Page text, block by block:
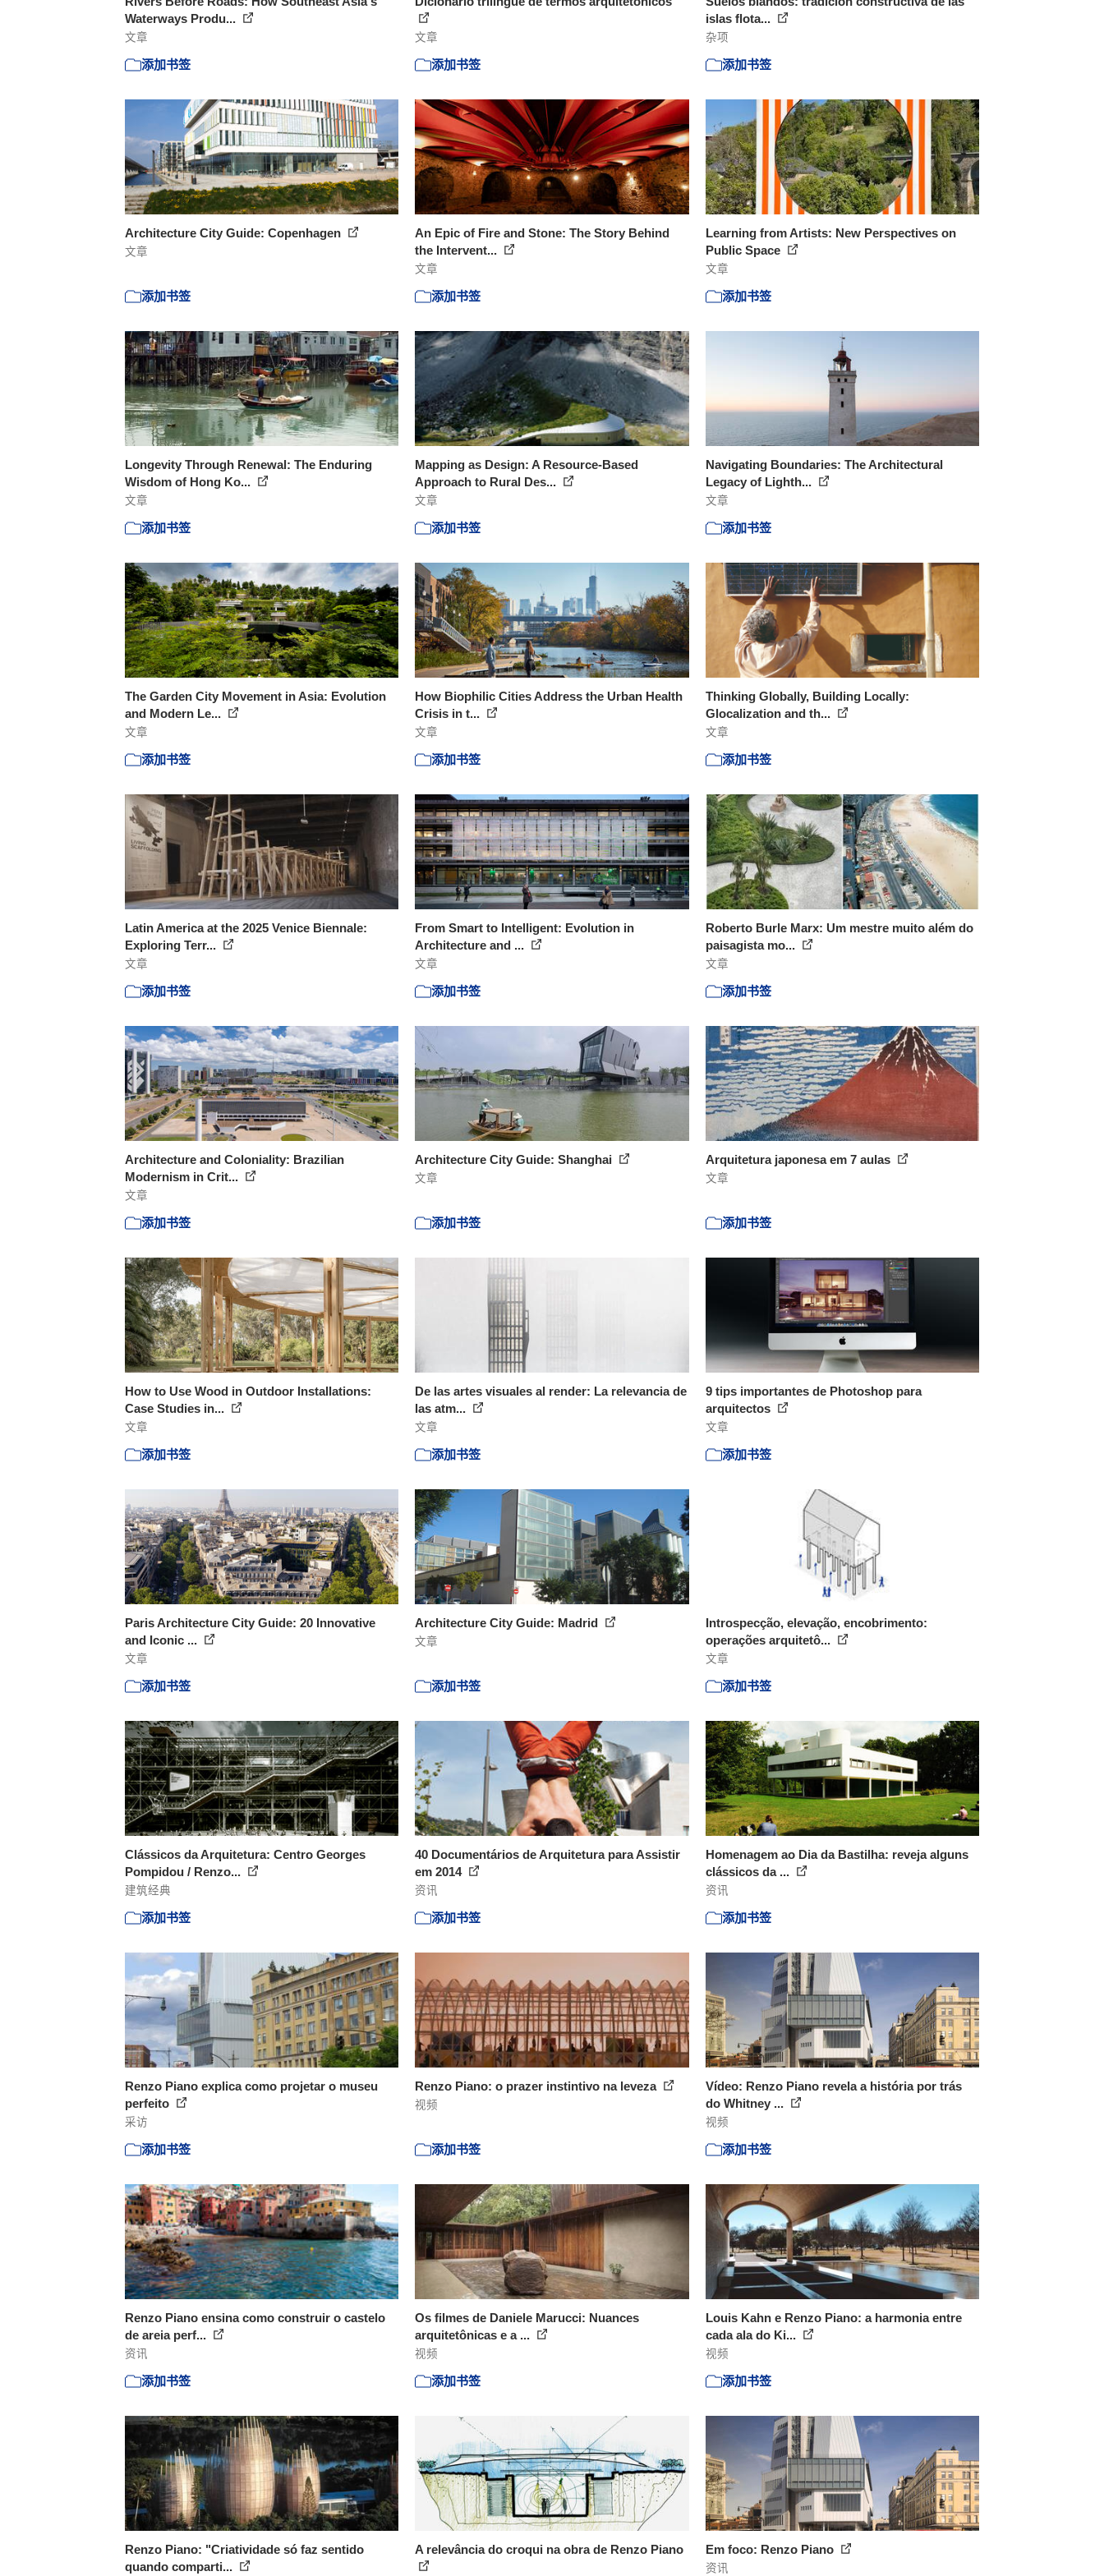
Waterways Produ...
文章
添加书签
文章
添加书签
islas flota...
杂项
添加书签
Architecture City Guide: Copenhagen
文章
添加书签
An Epic of Fire and Stone: The Story Behind
the Intervent...
文章
添加书签
Learning from Artists: New Perspectives on
Public Space
文章
添加书签
Longevity Through Renewal: The Enduring
Wisdom of Hong Ko...
文章
添加书签
Mapping as Design: A Resource-Based
Approach to Rural Des...
文章
添加书签
Navigating Boundaries: The Architectural
Legacy of Lighth...
文章
添加书签
The Garden City Movement in Asia: Evolution
and Modern Le...
文章
添加书签
How Biophilic Cities Address the Urban Health
Crisis in t...
文章
添加书签
Thinking Globally, Building Locally:
Glocalization and th...
文章
添加书签
Latin America at the 2025 Venice Biennale:
Exploring Terr...
文章
添加书签
From Smart to Intelligent: Evolution in
Architecture and ...
文章
添加书签
Roberto Burle Marx: Um mestre muito além do
paisagista mo...
文章
添加书签
Architecture and Coloniality: Brazilian
Modernism in Crit...
文章
添加书签
Architecture City Guide: Shanghai
文章
添加书签
Arquitetura japonesa em 7 aulas
文章
添加书签
How to Use Wood in Outdoor Installations:
Case Studies in...
文章
添加书签
De las artes visuales al render: La relevancia de
las atm...
文章
添加书签
9 tips importantes de Photoshop para
arquitectos
文章
添加书签
Paris Architecture City Guide: 20 Innovative
and Iconic ...
文章
添加书签
Architecture City Guide: Madrid
文章
添加书签
Introspecção, elevação, encobrimento:
operações arquitetô...
文章
添加书签
Clássicos da Arquitetura: Centro Georges
Pompidou / Renzo...
建筑经典
添加书签
40 Documentários de Arquitetura para Assistir
em 2014
资讯
添加书签
Homenagem ao Dia da Bastilha: reveja alguns
clássicos da ...
资讯
添加书签
Renzo Piano explica como projetar o museu
perfeito
采访
添加书签
Renzo Piano: o prazer instintivo na leveza
视频
添加书签
Vídeo: Renzo Piano revela a história por trás
do Whitney ...
视频
添加书签
Renzo Piano ensina como construir o castelo
de areia perf...
资讯
添加书签
Os filmes de Daniele Marucci: Nuances
arquitetônicas e a ...
视频
添加书签
Louis Kahn e Renzo Piano: a harmonia entre
cada ala do Ki...
视频
添加书签
Renzo Piano: "Criatividade só faz sentido
quando comparti...
A relevância do croqui na obra de Renzo Piano Em foco: Renzo Piano
资讯